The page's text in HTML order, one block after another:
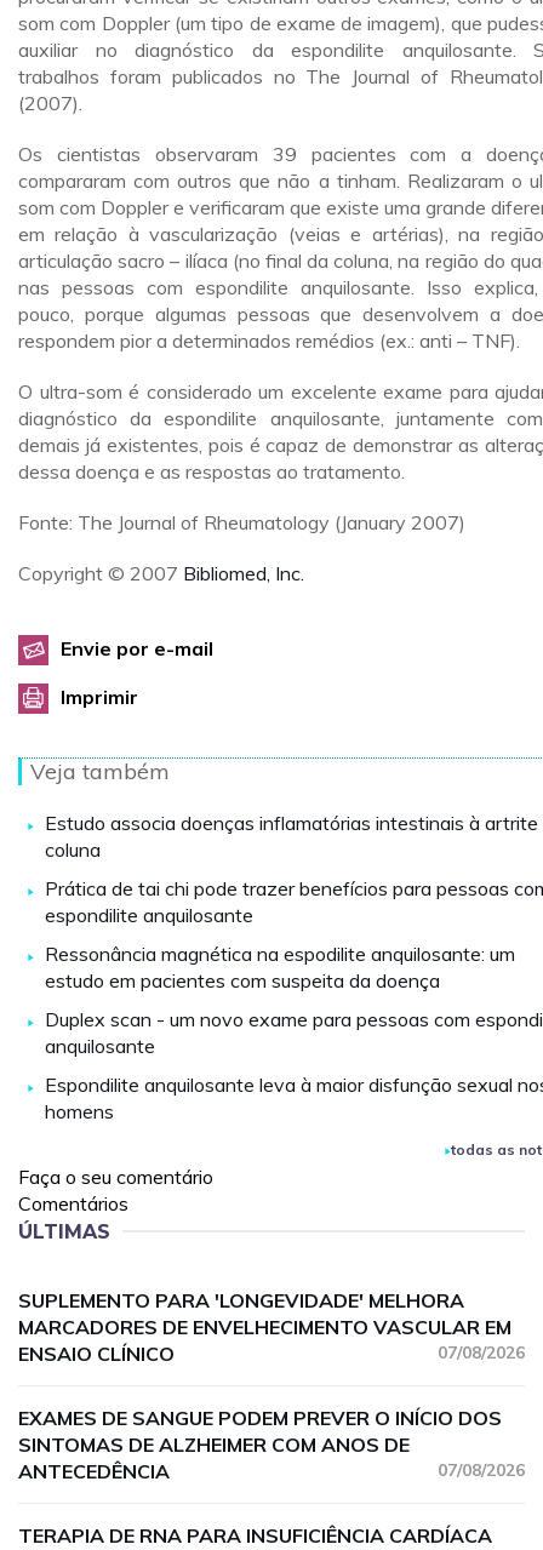
som com Doppler (um tipo de exame de imagem), que
auxiliar no diagnóstico da espondilite anquilosante.
trabalhos foram publicados no The Journal of
(2007).
Os cientistas observaram 39 pacientes com a
compararam com outros que não a tinham. Realizaram o
som com Doppler e verificaram que existe uma grande
em relação à vascularização (veias e artérias), na
articulação sacro – ilíaca (no final da coluna, na região do
nas pessoas com espondilite anquilosante. Isso
pouco, porque algumas pessoas que desenvolvem a
respondem pior a determinados remédios (ex.: anti – TNF).
O ultra-som é considerado um excelente exame para
diagnóstico da espondilite anquilosante, juntamente
demais já existentes, pois é capaz de demonstrar as
dessa doença e as respostas ao tratamento.
Fonte: The Journal of Rheumatology (January 2007)
Copyright © 2007 Bibliomed, Inc.
Envie por e-mail
Imprimir
Veja também
Estudo associa doenças inflamatórias intestinais à artrite
coluna
Prática de tai chi pode trazer benefícios para pessoas
espondilite anquilosante
Ressonância magnética na espodilite anquilosante: um
estudo em pacientes com suspeita da doença
Duplex scan - um novo exame para pessoas com
anquilosante
Espondilite anquilosante leva à maior disfunção sexual
homens
todas as
Faça o seu comentário
Comentários
ÚLTIMAS
SUPLEMENTO PARA 'LONGEVIDADE' MELHORA
MARCADORES DE ENVELHECIMENTO VASCULAR EM
ENSAIO CLÍNICO
07/08/2026
EXAMES DE SANGUE PODEM PREVER O INÍCIO DOS
SINTOMAS DE ALZHEIMER COM ANOS DE
ANTECEDÊNCIA
07/08/2026
TERAPIA DE RNA PARA INSUFICIÊNCIA CARDÍACA